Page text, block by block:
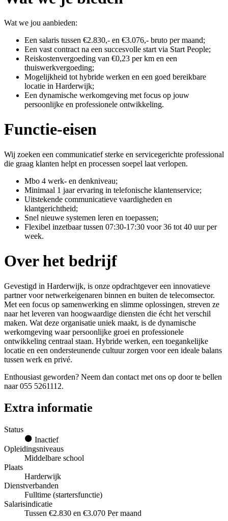
Wat we jou aanbieden:
Een salaris tussen €2.830,- en €3.076,- bruto per maand;
Een vast contract na een succesvolle start via Start People;
Reiskostenvergoeding van €0,23 per km en een
thuiswerkvergoeding;
Mogelijkheid tot hybride werken en een goed bereikbare
locatie in Harderwijk;
Een dynamische werkomgeving met focus op jouw
persoonlijke en professionele ontwikkeling.
Functie-eisen
Wij zoeken een communicatief sterke en servicegerichte professional
die graag klanten helpt en processen soepel laat verlopen.
Mbo 4 werk- en denkniveau;
Minimaal 1 jaar ervaring in telefonische klantenservice;
Uitstekende communicatieve vaardigheden en
klantgerichtheid;
Snel nieuwe systemen leren en toepassen;
Flexibel inzetbaar tussen 07:30-17:30 voor 36 tot 40 uur per
week.
Over het bedrijf
Gevestigd in Harderwijk, is onze opdrachtgever een innovatieve
partner voor netwerkeigenaren binnen en buiten de telecomsector.
Met een focus op samenwerking en slimme oplossingen, streven ze
naar het leveren van hoogwaardige diensten die écht het verschil
maken. Wat deze organisatie uniek maakt, is de dynamische
werkomgeving waar persoonlijke groei en professionele
ontwikkeling centraal staan. Hybride werken, een toegankelijke
locatie en een ondersteunende cultuur zorgen voor een ideale balans
tussen werk en privé.
Enthousiast geworden? Neem dan contact met ons op door te bellen
naar 055 5261112.
Extra informatie
Status
Inactief
Opleidingsniveaus
Middelbare school
Plaats
Harderwijk
Dienstverbanden
Fulltime (startersfunctie)
Salarisindicatie
Tussen €2.830 en €3.070 Per maand